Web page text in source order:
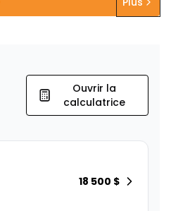
Ouvrir la
calculatrice
18 500 $